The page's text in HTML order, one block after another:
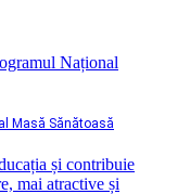
Masă Sănătoasă